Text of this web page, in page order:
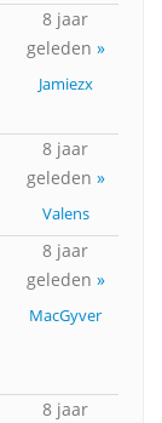
8 jaar
geleden »
Jamiezx
8 jaar
geleden »
Valens
8 jaar
geleden »
MacGyver
8 jaar